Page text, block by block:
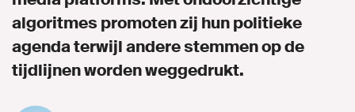
algoritmes promoten zij hun politieke
agenda terwijl andere stemmen op de
tijdlijnen worden weggedrukt.